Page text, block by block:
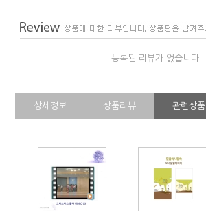
등록된 리뷰가 없습니다.
상세정보 상품리뷰 관련상품